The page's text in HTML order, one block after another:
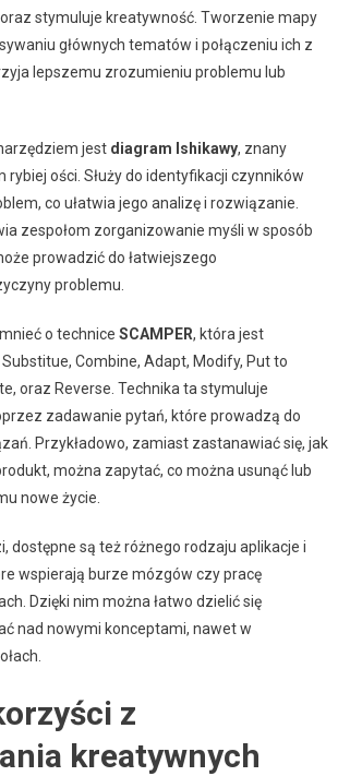
stymuluje kreatywność. Tworzenie mapy
głównych tematów i połączeniu ich z
lepszemu zrozumieniu problemu lub
jest diagram Ishikawy, znany
rybiej ości. Służy do identyfikacji czynników
co ułatwia jego analizę i rozwiązanie.
zespołom zorganizowanie myśli w sposób
prowadzić do łatwiejszego
problemu.
o technice SCAMPER, która jest
Combine, Adapt, Modify, Put to
oraz Reverse. Technika ta stymuluje
zadawanie pytań, które prowadzą do
Przykładowo, zamiast zastanawiać się, jak
można zapytać, co można usunąć lub
nowe życie.
dostępne są też różnego rodzaju aplikacje i
wspierają burze mózgów czy pracę
Dzięki nim można łatwo dzielić się
nad nowymi konceptami, nawet w
z
kreatywnych